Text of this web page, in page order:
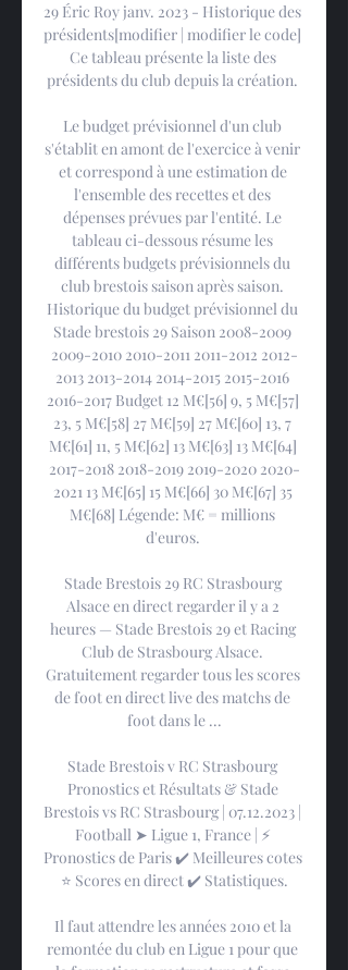
29 Éric Roy janv. 2023 - Historique des
présidents[modifier | modifier le code]
Ce tableau présente la liste des
présidents du club depuis la création.
Le budget prévisionnel d'un club
s'établit en amont de l'exercice à venir
et correspond à une estimation de
l'ensemble des recettes et des
dépenses prévues par l'entité. Le
tableau ci-dessous résume les
différents budgets prévisionnels du
club brestois saison après saison.
Historique du budget prévisionnel du
Stade brestois 29 Saison 2008-2009
2009-2010 2010-2011 2011-2012 2012-
2013 2013-2014 2014-2015 2015-2016
2016-2017 Budget 12 M€[56] 9, 5 M€[57]
23, 5 M€[58] 27 M€[59] 27 M€[60] 13, 7
M€[61] 11, 5 M€[62] 13 M€[63] 13 M€[64]
2017-2018 2018-2019 2019-2020 2020-
2021 13 M€[65] 15 M€[66] 30 M€[67] 35
M€[68] Légende: M€ = millions
d'euros.
Stade Brestois 29 RC Strasbourg
Alsace en direct regarder il y a 2
heures — Stade Brestois 29 et Racing
Club de Strasbourg Alsace.
Gratuitement regarder tous les scores
de foot en direct live des matchs de
foot dans le ...
Stade Brestois v RC Strasbourg
Pronostics et Résultats & Stade
Brestois vs RC Strasbourg | 07.12.2023 |
Football ➤ Ligue 1, France | ⚡
Pronostics de Paris ✔️ Meilleures cotes
⭐ Scores en direct ✔️ Statistiques.
Il faut attendre les années 2010 et la
remontée du club en Ligue 1 pour que